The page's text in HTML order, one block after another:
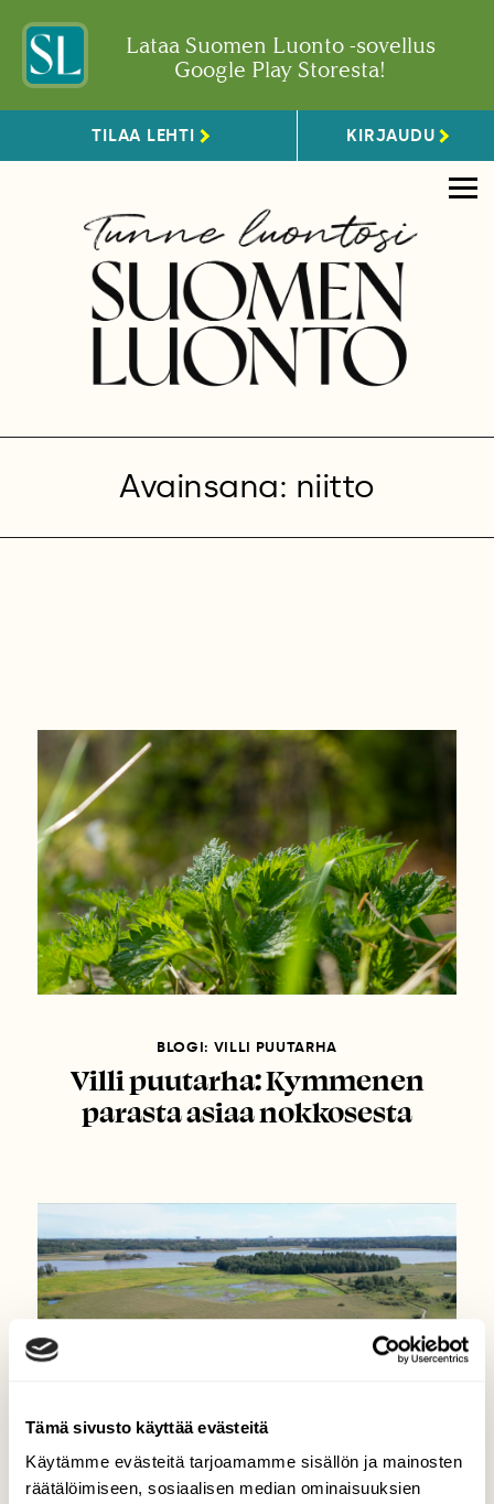
Tämä sivusto käyttää evästeitä
Käytämme evästeitä tarjoamamme sisällön ja mainosten
räätälöimiseen, sosiaalisen median ominaisuuksien
Lataa Suomen Luonto -sovellus
Google Play Storesta!
TILAA LEHTI KIRJAUDU
Avainsana: niitto
BLOGI: VILLI PUUTARHA
Villi puutarha: Kymmenen
parasta asiaa nokkosesta